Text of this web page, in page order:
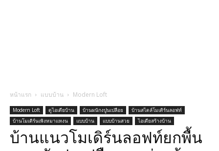
หน้าแรก แบบบ้าน Modern Loft
Modern Loft ดูไอเดียบ้าน บ้านผนักงปูนเปลือย
บ้านสไตล์โมเดิร์นลอฟท์
บ้านโมเดิร์นเพิงหมาแหงน
แบบบ้าน แบบบ้านสวย ไอเดียสร้างบ้าน
บ้านแนวโมเดิร์นลอฟท์ยกพื้น